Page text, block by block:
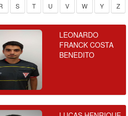
S T U V W Y Z
LEONARDO
FRANCK COSTA
BENEDITO